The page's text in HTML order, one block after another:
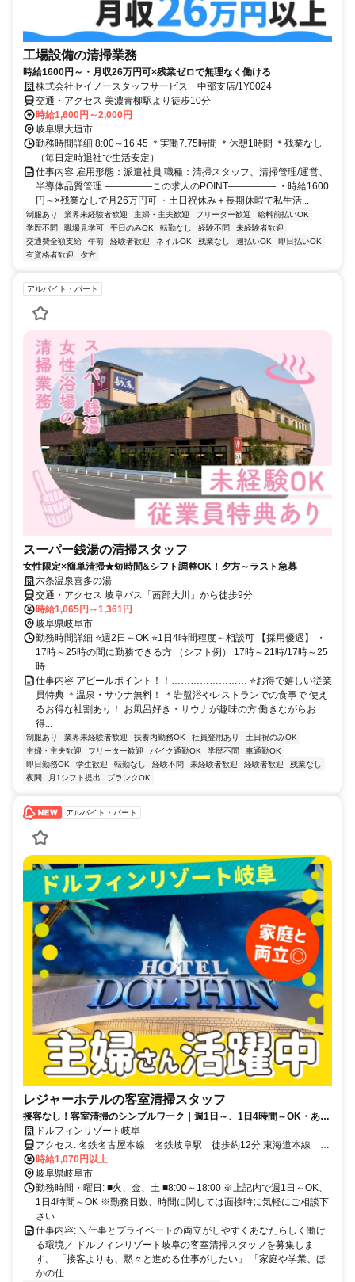
工場設備の清掃業務
時給1600円～・月収26万円可×残業ゼロで無理なく働ける
株式会社セイノースタッフサービス 中部支店/1Y0024
交通・アクセス 美濃青柳駅より徒歩10分
時給1,600円～2,000円
岐阜県大垣市
勤務時間詳細 8:00～16:45 ＊実働7.75時間 ＊休憩1時間 ＊残業なし
（毎日定時退社で生活安定）
仕事内容 雇用形態：派遣社員 職種：清掃スタッフ、清掃管理/運営、
半導体品質管理 ―――――この求人のPOINT――――― ・時給1600
円～×残業なしで月26万円可 ・土日祝休み＋長期休暇で私生活...
制服あり 業界未経験者歓迎 主婦・主夫歓迎 フリーター歓迎
給料前払いOK
学歴不問
職場見学可 平日のみOK 転勤なし 経験不問
未経験者歓迎
交通費全額支給
午前 経験者歓迎 ネイルOK 残業なし 週払いOK
即日払いOK
有資格者歓迎
夕方
アルバイト・パート
スーパー銭湯の清掃スタッフ
女性限定×簡単清掃★短時間&シフト調整OK！夕方～ラスト急募
六条温泉喜多の湯
交通・アクセス 岐阜バス「茜部大川」から徒歩9分
時給1,065円～1,361円
岐阜県岐阜市
勤務時間詳細 ⭐週2日～OK ⭐1日4時間程度～相談可 【採用優遇】 ・
17時～25時の間に勤務できる方 （シフト例） 17時～21時/17時～25
時
仕事内容 アピールポイント！！…………………… ⭐お得で嬉しい従業
員特典 ＊温泉・サウナ無料！ ＊岩盤浴やレストランでの食事で 使え
るお得な社割あり！ お風呂好き・サウナが趣味の方 働きながらお
得...
制服あり 業界未経験者歓迎 扶養内勤務OK 社員登用あり
土日祝のみOK
主婦・主夫歓迎
フリーター歓迎 バイク通勤OK 学歴不問
車通勤OK
即日勤務OK
学生歓迎 転勤なし 経験不問 未経験者歓迎 経験者歓迎
残業なし
夜間
月1シフト提出 ブランクOK
アルバイト・パート
レジャーホテルの客室清掃スタッフ
接客なし！客室清掃のシンプルワーク｜週1日～、1日4時間～OK・あな
たのライフスタイルに合わせて長く働けるホテルスタッフ♪
ドルフィンリゾート岐阜
アクセス: 名鉄名古屋本線 名鉄岐阜駅 徒歩約12分 東海道本線 岐
時給1,070円以上
岐阜県岐阜市
勤務時間・曜日: ■火、金、土 ■8:00～18:00 ※上記内で週1日～OK、
1日4時間～OK ※勤務日数、時間に関しては面接時に気軽にご相談下
さい
仕事内容: ＼仕事とプライベートの両立がしやすくあなたらしく働け
る環境／ ドルフィンリゾート岐阜の客室清掃スタッフを募集しま
す。 「接客よりも、黙々と進める仕事がしたい」 「家庭や学業、ほ
かの仕...